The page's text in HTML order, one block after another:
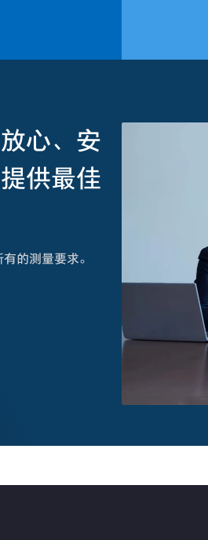
心、安
供最佳
的测量要求。